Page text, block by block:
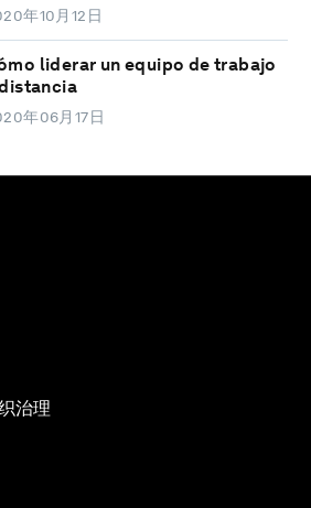
年10月12日
liderar un equipo de trabajo
年06月17日
治理